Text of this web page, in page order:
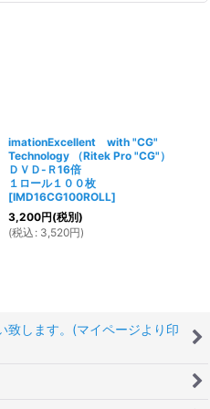
imationExcellent with "CG"
Technology （Ritek Pro "CG"）
ＤＶＤ-Ｒ16倍
１ロール１００枚
[IMD16CG100ROLL]
3,200円(税別)
(税込 : 3,520円)
致します。(マイページより印